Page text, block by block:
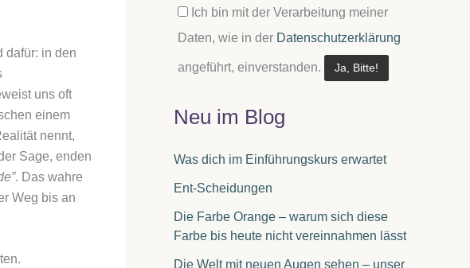
dafür: in den
uns oft
einem
nennt,
Sage, enden
. Das wahre
Weg bis an
Ich bin mit der Verarbeitung meiner
Daten, wie in der Datenschutzerklärung
angeführt, einverstanden.
Neu im Blog
Was dich im Einführungskurs erwartet
Ent-Scheidungen
Die Farbe Orange – warum sich diese
Farbe bis heute nicht vereinnahmen lässt
Die Welt mit neuen Augen sehen – unser